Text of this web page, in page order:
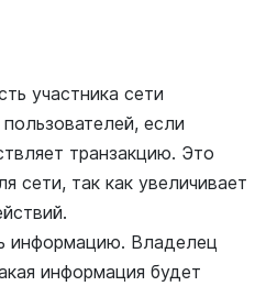
участника сети
если
транзакцию. Это
сети, так как увеличивает
информацию. Владелец
информация будет